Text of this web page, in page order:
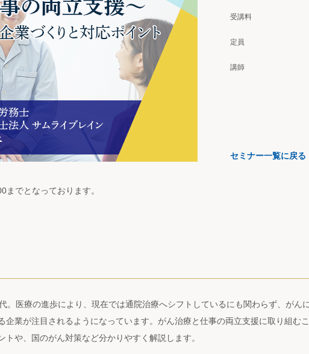
受講料
定員
講師
セミナー一覧に戻る
でとなっております。
。医療の進歩により、現在では通院治療へシフトしているにも関わらず、がん
企業が注目されるようになっています。がん治療と仕事の両立支援に取り組む
トや、国のがん対策など分かりやすく解説します。